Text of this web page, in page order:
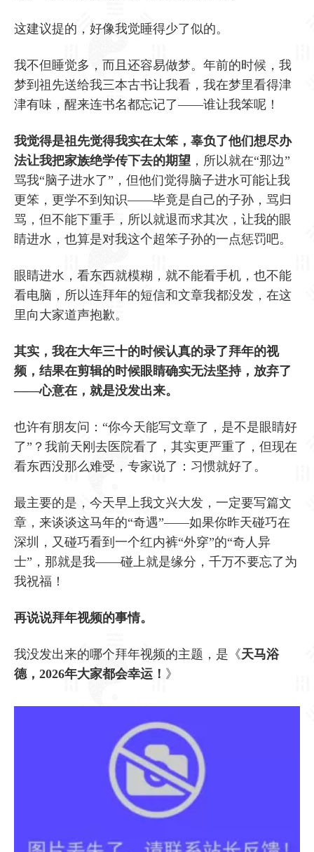
这建议提的，好像我觉睡得少了似的。
我不但睡觉多，而且还容易做梦。年前的时候，我
梦到祖先送给我三本古书让我看，我在梦里看得津
津有味，醒来连书名都忘记了——谁让我笨呢！
我觉得是祖先觉得我实在太笨，辜负了他们想尽办
法让我把家族绝学传下去的期望 ，所以就在“那边”
骂我“脑子进水了”，但他们觉得脑子进水可能让我
更笨，更学不到知识——毕竟是自己的子孙，骂归
骂，但不能下重手，所以就退而求其次，让我的眼
睛进水，也算是对我这个超笨子孙的一点惩罚吧。
眼睛进水，看东西就模糊，就不能看手机，也不能
看电脑，所以连拜年的短信和文章我都没发，在这
里向大家道声抱歉。
其实，我在大年三十的时候认真的录了拜年的视
频，结果在剪辑的时候眼睛确实无法坚持，放弃了
——心意在，就是没发出来。
也许有朋友问：“你今天能写文章了，是不是眼睛好
了”？我前天刚去医院看了，其实更严重了，但现在
看东西没那么难受，专家说了：习惯就好了。
最主要的是，今天早上我文兴大发，一定要写篇文
章，来谈谈这马年的“奇遇”——如果你昨天碰巧在
深圳，又碰巧看到一个红内裤“外穿”的“奇人异
士”，那就是我——碰上就是缘分，千万不要忘了为
我祝福！
再说说拜年视频的事情。
我没发出来的哪个拜年视频的主题，是《天马浴
德，2026年大家都会幸运！ 》